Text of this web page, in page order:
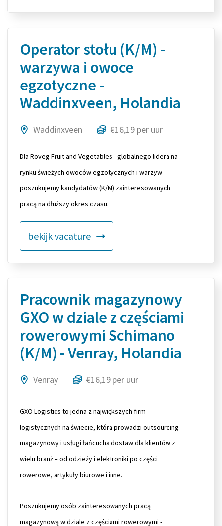
Operator stołu (K/M) -
warzywa i owoce
egzotyczne -
Waddinxveen, Holandia
Waddinxveen €16,19 per uur
Dla Roveg Fruit and Vegetables - globalnego lidera na
rynku świeżych owoców egzotycznych i warzyw -
poszukujemy kandydatów (K/M) zainteresowanych
pracą na dłuższy okres czasu.
bekijk vacature
Pracownik magazynowy
GXO w dziale z częściami
rowerowymi Schimano
(K/M) - Venray, Holandia
Venray €16,19 per uur
GXO Logistics to jedna z największych firm
logistycznych na świecie, która prowadzi outsourcing
magazynowy i usługi łańcucha dostaw dla klientów z
wielu branż – od odzieży i elektroniki po części
rowerowe, artykuły biurowe i inne.
Poszukujemy osób zainteresowanych pracą
magazynową w dziale z częściami rowerowymi -